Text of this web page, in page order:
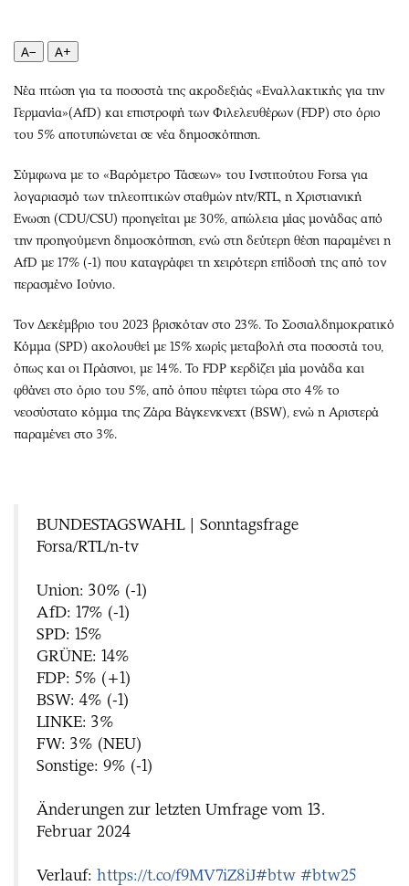
Κόσμος
Παράξενα
Πολιτισμός
Σινεμά
Μουσική
Εικαστικά
Βιβλίο
Χειρόγραφα
Media
Εκπομπές
Wine routes
Uncut
Προσφορές
Προσωπικότητες στην ''Κ''
Επιστολές
A− A+
Νέα πτώση για τα ποσοστά της ακροδεξιάς «Εναλλακτικής για την
Γερμανία»(AfD) και επιστροφή των Φιλελευθέρων (FDP) στο όριο
του 5% αποτυπώνεται σε νέα δημοσκόπηση.
Σύμφωνα με το «Βαρόμετρο Τάσεων» του Ινστιτούτου Forsa για
λογαριασμό των τηλεοπτικών σταθμών ntv/RTL, η Χριστιανική
Ενωση (CDU/CSU) προηγείται με 30%, απώλεια μίας μονάδας από
την προηγούμενη δημοσκόπηση, ενώ στη δεύτερη θέση παραμένει η
ΑfD με 17% (-1) που καταγράφει τη χειρότερη επίδοσή της από τον
περασμένο Ιούνιο.
Τον Δεκέμβριο του 2023 βρισκόταν στο 23%. Το Σοσιαλδημοκρατικό
Κόμμα (SPD) ακολουθεί με 15% χωρίς μεταβολή στα ποσοστά του,
όπως και οι Πράσινοι, με 14%. Το FDP κερδίζει μία μονάδα και
φθάνει στο όριο του 5%, από όπου πέφτει τώρα στο 4% το
νεοσύστατο κόμμα της Ζάρα Βάγκενκνεχτ (BSW), ενώ η Αριστερά
παραμένει στο 3%.
BUNDESTAGSWAHL | Sonntagsfrage
Forsa/RTL/n-tv
Union: 30% (-1)
AfD: 17% (-1)
SPD: 15%
GRÜNE: 14%
FDP: 5% (+1)
BSW: 4% (-1)
LINKE: 3%
FW: 3% (NEU)
Sonstige: 9% (-1)
Änderungen zur letzten Umfrage vom 13.
Februar 2024
Verlauf: https://t.co/f9MV7iZ8iJ#btw #btw25